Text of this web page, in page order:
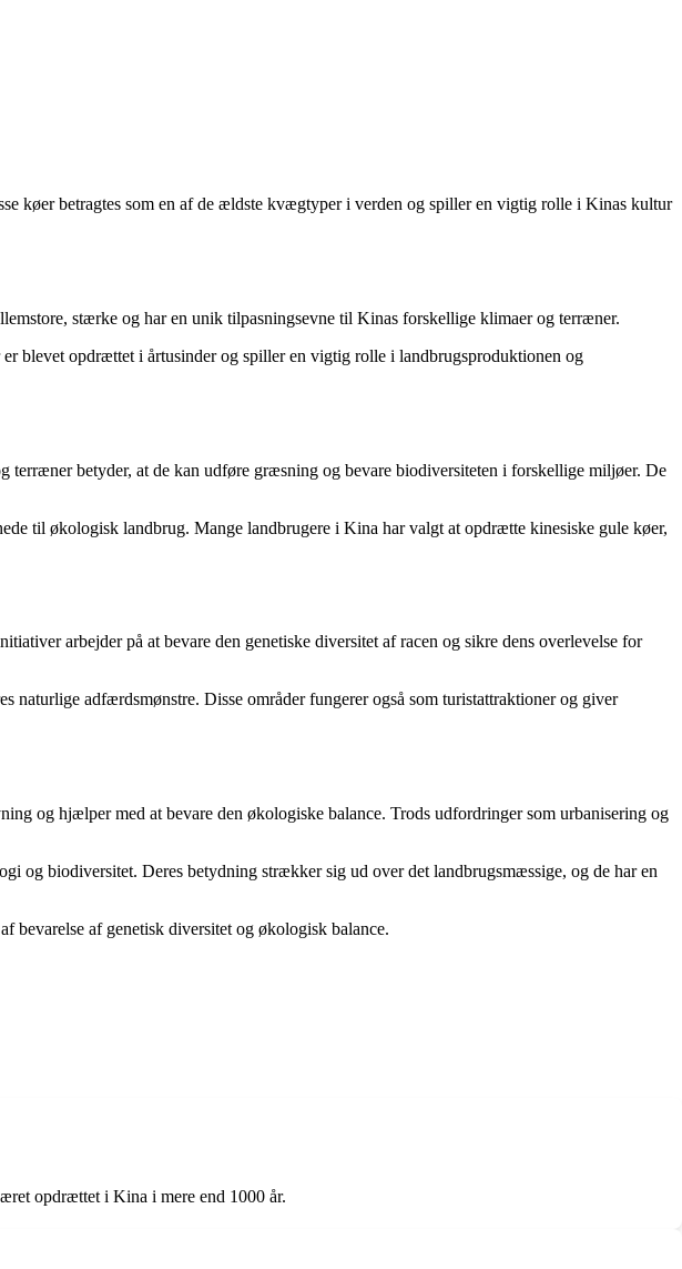
køer betragtes som en af de ældste kvægtyper i verden og spiller en vigtig rolle i Kinas kultur
stærke og har en unik tilpasningsevne til Kinas forskellige klimaer og terræner.
blevet opdrættet i årtusinder og spiller en vigtig rolle i landbrugsproduktionen og
betyder, at de kan udføre græsning og bevare biodiversiteten i forskellige miljøer. De
til økologisk landbrug. Mange landbrugere i Kina har valgt at opdrætte kinesiske gule køer,
arbejder på at bevare den genetiske diversitet af racen og sikre dens overlevelse for
naturlige adfærdsmønstre. Disse områder fungerer også som turistattraktioner og giver
og hjælper med at bevare den økologiske balance. Trods udfordringer som urbanisering og
og biodiversitet. Deres betydning strækker sig ud over det landbrugsmæssige, og de har en
​​bevarelse af genetisk diversitet og økologisk balance.
opdrættet i Kina i mere end 1000 år.